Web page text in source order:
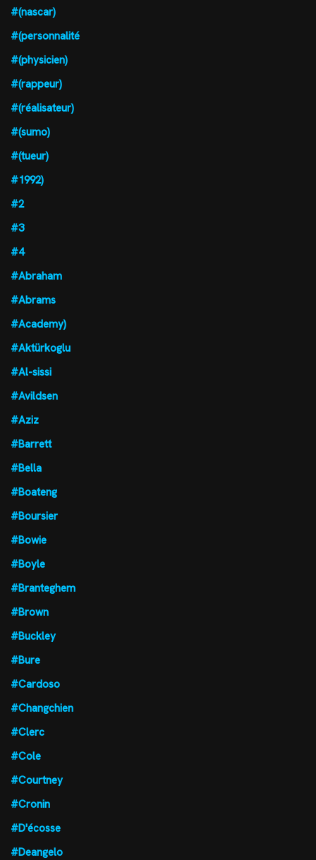
#(nascar)
#(personnalité
#(physicien)
#(rappeur)
#(réalisateur)
#(sumo)
#(tueur)
#1992)
#2
#3
#4
#Abraham
#Abrams
#Academy)
#Aktürkoglu
#Al-sissi
#Avildsen
#Aziz
#Barrett
#Bella
#Boateng
#Boursier
#Bowie
#Boyle
#Branteghem
#Brown
#Buckley
#Bure
#Cardoso
#Changchien
#Clerc
#Cole
#Courtney
#Cronin
#D'écosse
#Deangelo